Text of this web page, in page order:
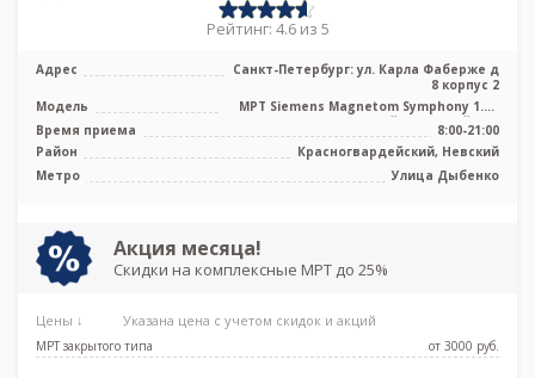
Рейтинг: 4.6 из 5
Адрес
Санкт-Петербург: ул. Карла Фаберже д
8 корпус 2
Модель
МРТ Siemens Magnetom Symphony 1.5T
высокопольный закрытый тип
Время приема
8:00-21:00
Район
Красногвардейский, Невский
Метро
Улица Дыбенко
Акция месяца!
Скидки на комплексные МРТ до 25%
Цены ↓ Указана цена с учетом скидок и акций
МРТ закрытого типа от 3000 pуб.